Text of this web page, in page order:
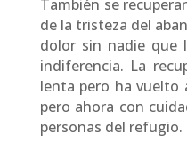
También se
de la tristeza del
dolor sin nadie que
indiferencia. La
lenta pero ha vuelto
pero ahora con
personas del refugio.